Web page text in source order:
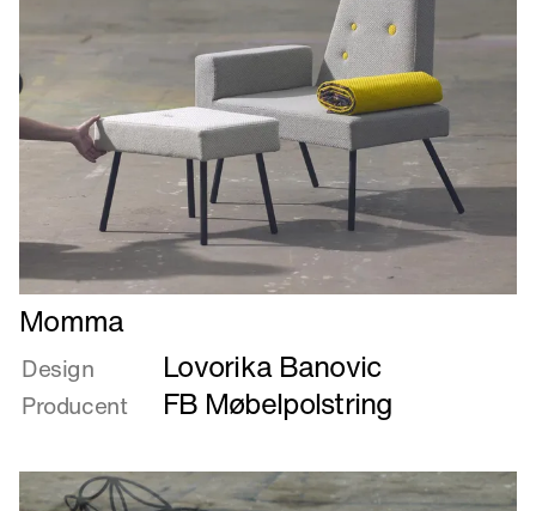
Læs
mere
om
Momma
Momma
Design Lovorika Banovic
Producent FB Møbelpolstring